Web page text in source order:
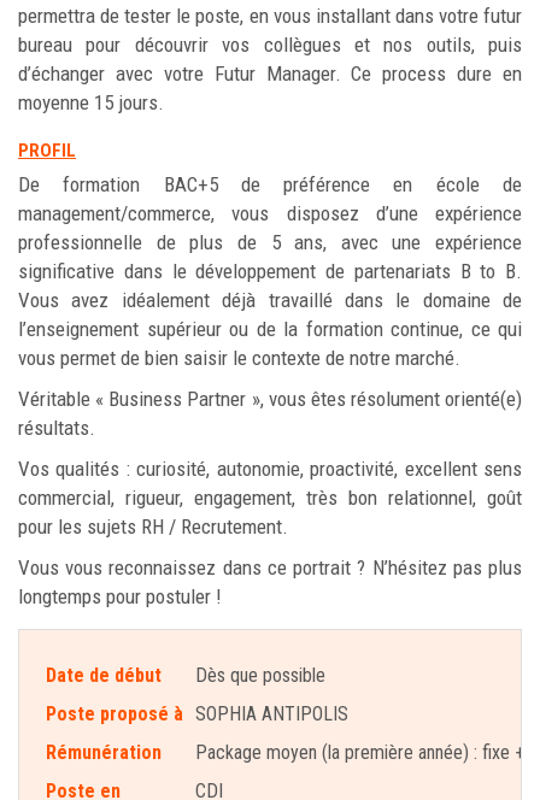
permettra de tester le poste, en vous installant dans votre futur
bureau pour découvrir vos collègues et nos outils, puis
d’échanger avec votre Futur Manager. Ce process dure en
moyenne 15 jours.
PROFIL
De formation BAC+5 de préférence en école de
management/commerce, vous disposez d’une expérience
professionnelle de plus de 5 ans, avec une expérience
significative dans le développement de partenariats B to B.
Vous avez idéalement déjà travaillé dans le domaine de
l’enseignement supérieur ou de la formation continue, ce qui
vous permet de bien saisir le contexte de notre marché.
Véritable « Business Partner », vous êtes résolument orienté(e)
résultats.
Vos qualités : curiosité, autonomie, proactivité, excellent sens
commercial, rigueur, engagement, très bon relationnel, goût
pour les sujets RH / Recrutement.
Vous vous reconnaissez dans ce portrait ? N’hésitez pas plus
longtemps pour postuler !
Date de début
Dès que possible
Poste proposé à SOPHIA ANTIPOLIS
Rémunération
Package moyen (la première année) : fixe +
Poste en
CDI